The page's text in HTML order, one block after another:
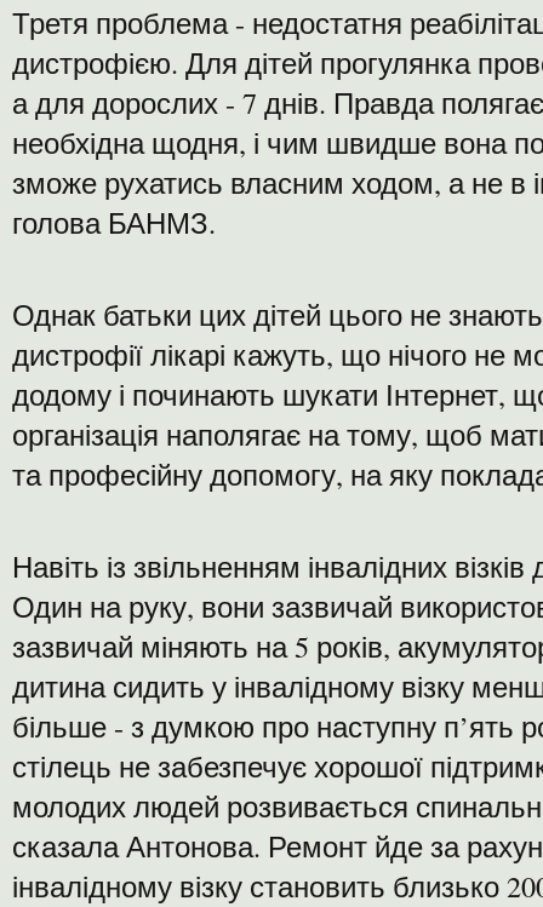
Третя проблема - недостатня
дистрофією. Для дітей прогулянка
а для дорослих - 7 днів. Правда
необхідна щодня, і чим швидше вона
зможе рухатись власним ходом, а не в
голова БАНМЗ.
Однак батьки цих дітей цього не
дистрофії лікарі кажуть, що нічого не
додому і починають шукати Інтернет,
організація наполягає на тому, щоб
та професійну допомогу, на яку
Навіть із звільненням інвалідних
Один на руку, вони зазвичай
зазвичай міняють на 5 років,
дитина сидить у інвалідному візку
більше - з думкою про наступну п’ять
стілець не забезпечує хорошої
молодих людей розвивається
сказала Антонова. Ремонт йде за
інвалідному візку становить близько